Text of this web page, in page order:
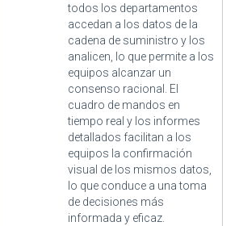
todos los departamentos
accedan a los datos de la
cadena de suministro y los
analicen, lo que permite a los
equipos alcanzar un
consenso racional. El
cuadro de mandos en
tiempo real y los informes
detallados facilitan a los
equipos la confirmación
visual de los mismos datos,
lo que conduce a una toma
de decisiones más
informada y eficaz.